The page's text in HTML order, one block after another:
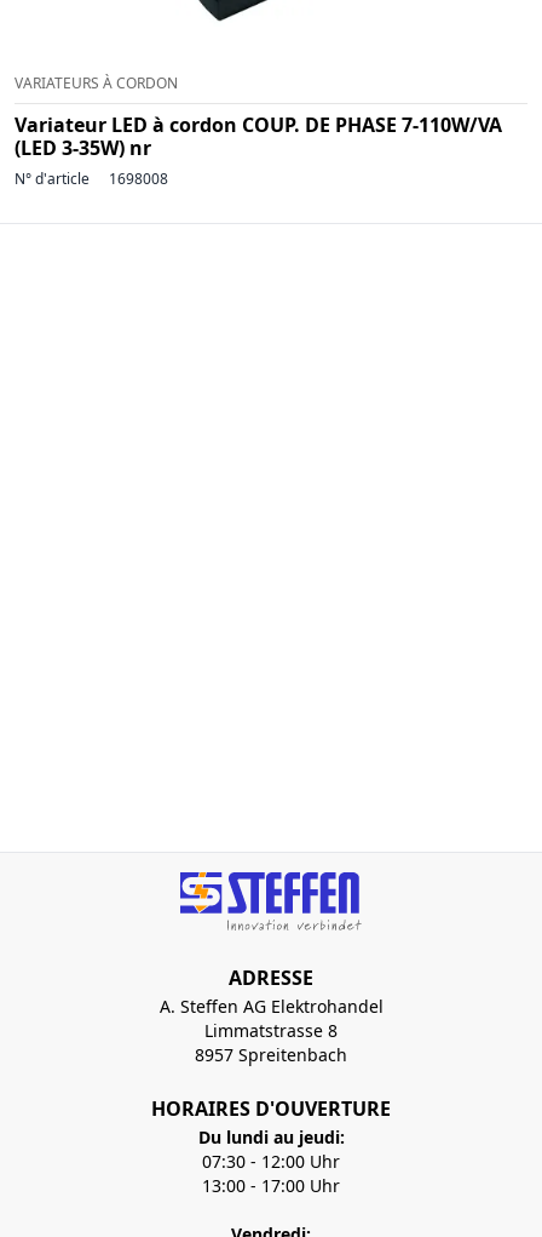
VARIATEURS À CORDON
Variateur LED à cordon COUP. DE PHASE 7-110W/VA
(LED 3-35W) nr
N° d'article 1698008
ADRESSE
A. Steffen AG Elektrohandel
Limmatstrasse 8
8957 Spreitenbach
HORAIRES D'OUVERTURE
Du lundi au jeudi:
07:30 - 12:00 Uhr
13:00 - 17:00 Uhr